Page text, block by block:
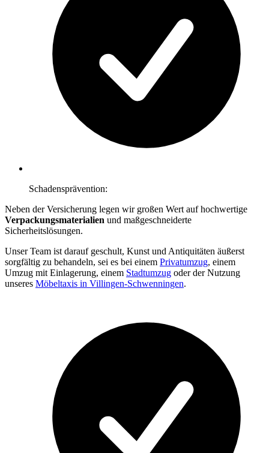
Schadensprävention:
Neben der Versicherung legen wir großen Wert auf hochwertige
Verpackungsmaterialien und maßgeschneiderte
Sicherheitslösungen.
Unser Team ist darauf geschult, Kunst und Antiquitäten äußerst
sorgfältig zu behandeln, sei es bei einem Privatumzug, einem
Umzug mit Einlagerung, einem Stadtumzug oder der Nutzung
unseres Möbeltaxis in Villingen-Schwenningen.